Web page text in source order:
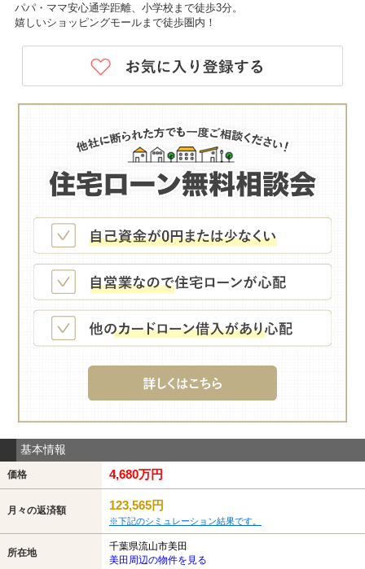
パパ・ママ安心通学距離、小学校まで徒歩3分。
嬉しいショッピングモールまで徒歩圏内！
基本情報
価格 4,680万円
月々の返済額 123,565円
※下記のシミュレーション結果です。
所在地
千葉県流山市美田
美田周辺の物件を見る